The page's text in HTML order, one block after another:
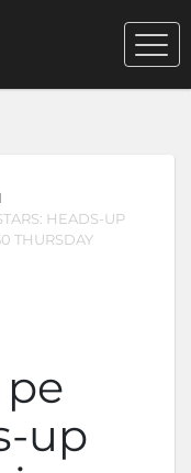
HEADS-UP
THURSDAY
up